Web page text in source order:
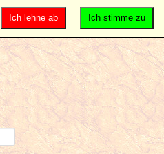
Ich stimme zu
Ich lehne ab